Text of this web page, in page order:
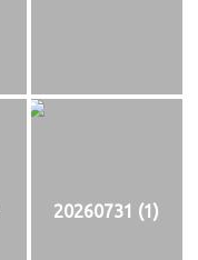
20260731 (1)